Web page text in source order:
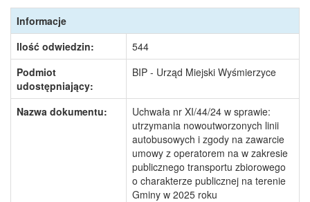
Informacje
Ilość odwiedzin:
544
Podmiot
udostępniający:
BIP - Urząd Miejski Wyśmierzyce
Nazwa dokumentu:
Uchwała nr XI/44/24 w sprawie:
utrzymania nowoutworzonych linii
autobusowych i zgody na zawarcie
umowy z operatorem na w zakresie
publicznego transportu zbiorowego
o charakterze publicznej na terenie
Gminy w 2025 roku